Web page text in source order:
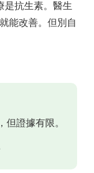
是抗生素。醫生
能改善。但別自
但證據有限。